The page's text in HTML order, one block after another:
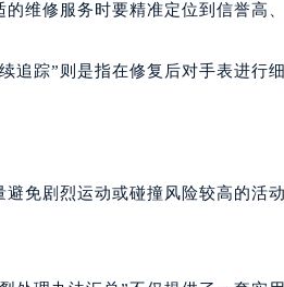
维修服务时要精准定位到信誉高
追踪”则是指在修复后对手表进行
免剧烈运动或碰撞风险较高的活